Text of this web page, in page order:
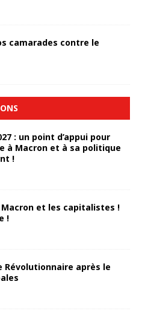
camarades contre le
: un point d’appui pour
à Macron et à sa politique
!
et les capitalistes !
!
Révolutionnaire après le